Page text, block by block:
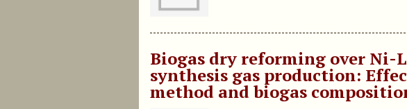
Biogas dry reforming over Ni-
synthesis gas production:
method and biogas